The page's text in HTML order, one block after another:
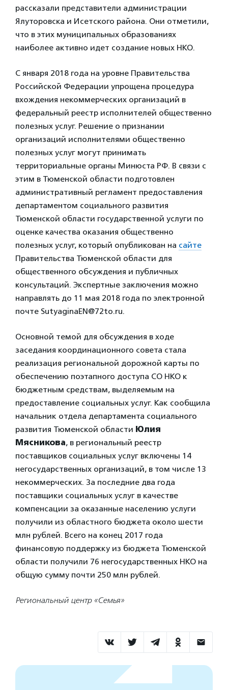
рассказали представители администрации
Ялуторовска и Исетского района. Они отметили,
что в этих муниципальных образованиях
наиболее активно идет создание новых НКО.
С января 2018 года на уровне Правительства
Российской Федерации упрощена процедура
вхождения некоммерческих организаций в
федеральный реестр исполнителей общественно
полезных услуг. Решение о признании
организаций исполнителями общественно
полезных услуг могут принимать
территориальные органы Минюста РФ. В связи с
этим в Тюменской области подготовлен
административный регламент предоставления
департаментом социального развития
Тюменской области государственной услуги по
оценке качества оказания общественно
полезных услуг, который опубликован на сайте
Правительства Тюменской области для
общественного обсуждения и публичных
консультаций. Экспертные заключения можно
направлять до 11 мая 2018 года по электронной
почте SutyaginaEN@72to.ru.
Основной темой для обсуждения в ходе
заседания координационного совета стала
реализация региональной дорожной карты по
обеспечению поэтапного доступа СО НКО к
бюджетным средствам, выделяемым на
предоставление социальных услуг. Как сообщила
начальник отдела департамента социального
развития Тюменской области Юлия
Мясникова, в региональный реестр
поставщиков социальных услуг включены 14
негосударственных организаций, в том числе 13
некоммерческих. За последние два года
поставщики социальных услуг в качестве
компенсации за оказанные населению услуги
получили из областного бюджета около шести
млн рублей. Всего на конец 2017 года
финансовую поддержку из бюджета Тюменской
области получили 76 негосударственных НКО на
общую сумму почти 250 млн рублей.
Региональный центр «Семья»